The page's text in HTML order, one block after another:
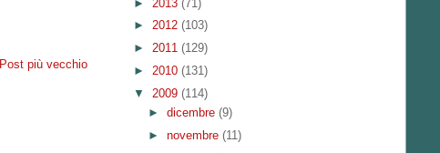
Post più vecchio
► 2013 (71)
► 2012 (103)
► 2011 (129)
► 2010 (131)
▼ 2009 (114)
► dicembre (9)
► novembre (11)